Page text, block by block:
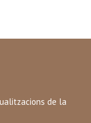
de la